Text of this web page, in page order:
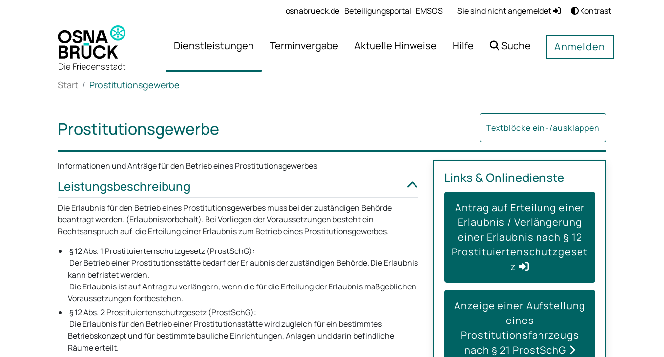
osnabrueck.de Beteiligungsportal EMSOS Sie sind nicht angemeldet Kontrast
Dienstleistungen Terminvergabe Aktuelle Hinweise Hilfe Suche Anmelden
Start Prostitutionsgewerbe
Prostitutionsgewerbe Textblöcke ein-/ausklappen
Informationen und Anträge für den Betrieb eines Prostitutionsgewerbes
Leistungsbeschreibung
Die Erlaubnis für den Betrieb eines Prostitutionsgewerbes muss bei der zuständigen Behörde
beantragt werden. (Erlaubnisvorbehalt). Bei Vorliegen der Voraussetzungen besteht ein
Rechtsanspruch auf die Erteilung einer Erlaubnis zum Betrieb eines Prostitutionsgewerbes.
§ 12 Abs. 1 Prostituiertenschutzgesetz (ProstSchG):
Der Betrieb einer Prostitutionsstätte bedarf der Erlaubnis der zuständigen Behörde. Die Erlaubnis
kann befristet werden.
Die Erlaubnis ist auf Antrag zu verlängern, wenn die für die Erteilung der Erlaubnis maßgeblichen
Voraussetzungen fortbestehen.
§ 12 Abs. 2 Prostituiertenschutzgesetz (ProstSchG):
Die Erlaubnis für den Betrieb einer Prostitutionsstätte wird zugleich für ein bestimmtes
Betriebskonzept und für bestimmte bauliche Einrichtungen, Anlagen und darin befindliche
Räume erteilt.
Links & Onlinedienste
Antrag auf Erteilung einer
Erlaubnis / Verlängerung
einer Erlaubnis nach § 12
Prostituiertenschutzgeset
z
Anzeige einer Aufstellung
eines
Prostitutionsfahrzeugs
nach § 21 ProstSchG